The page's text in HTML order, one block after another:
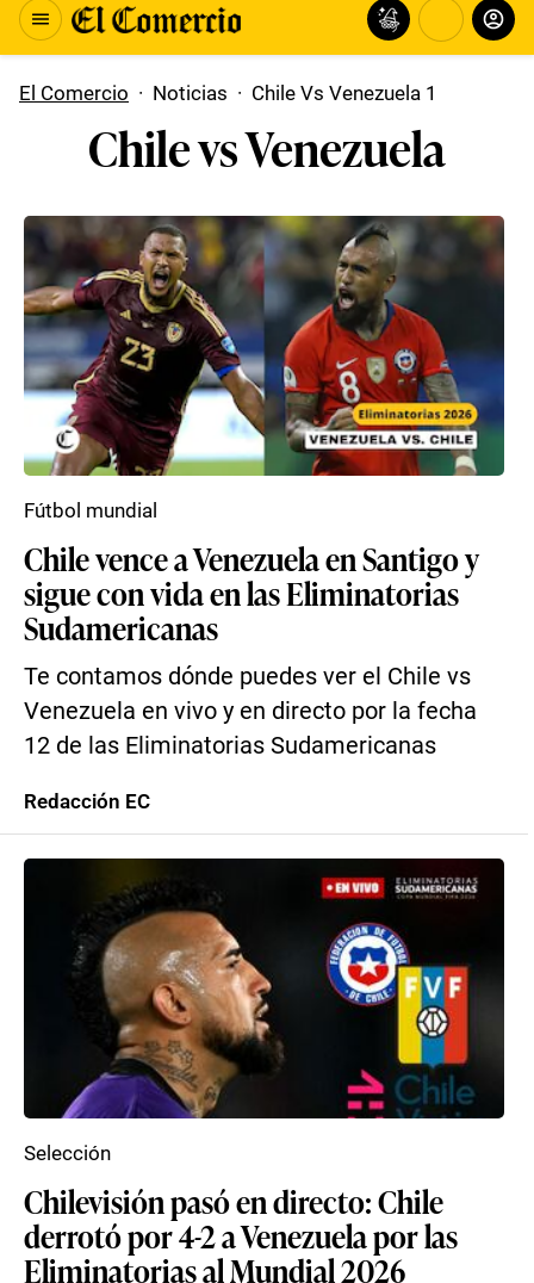
El Comercio · Noticias · Chile Vs Venezuela 1
Chile vs Venezuela
Chile vence a Venezuela en Santigo y
sigue con vida en las Eliminatorias
Sudamericanas
Te contamos dónde puedes ver el Chile vs
Venezuela en vivo y en directo por la fecha
12 de las Eliminatorias Sudamericanas
Fútbol mundial
Redacción EC
Chilevisión pasó en directo: Chile
derrotó por 4-2 a Venezuela por las
Eliminatorias al Mundial 2026
Selección